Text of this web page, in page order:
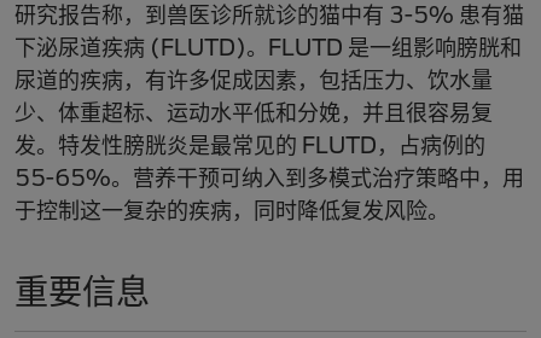
研究报告称，到兽医诊所就诊的猫中有 3-5% 患有猫
下泌尿道疾病 (FLUTD)。FLUTD 是一组影响膀胱和
尿道的疾病，有许多促成因素，包括压力、饮水量
少、体重超标、运动水平低和分娩，并且很容易复
发。特发性膀胱炎是最常见的 FLUTD，占病例的
55-65%。营养干预可纳入到多模式治疗策略中，用
于控制这一复杂的疾病，同时降低复发风险。
重要信息